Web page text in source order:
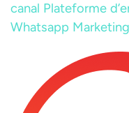
canal Plateforme
Whatsapp Marketing